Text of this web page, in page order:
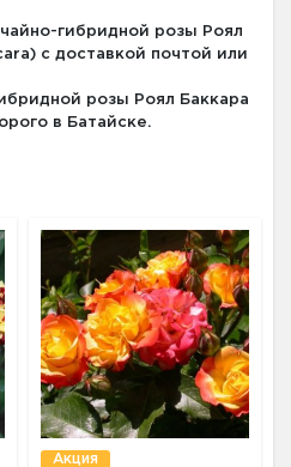
гибридной розы Роял
с доставкой почтой или
розы Роял Баккара
в Батайске.
Акция